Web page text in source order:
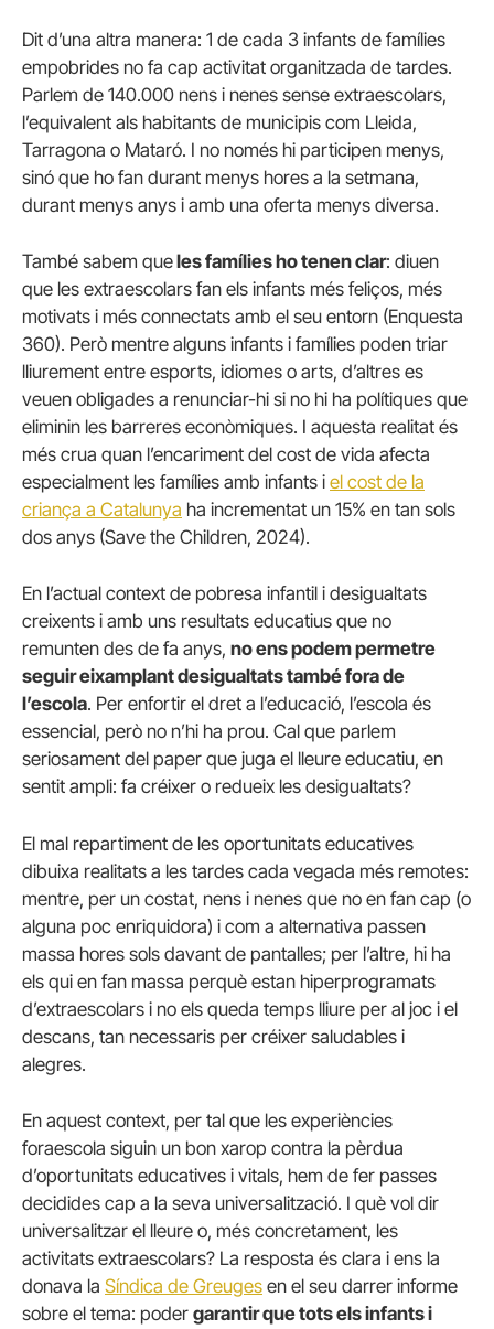
Dit d’una altra manera: 1 de cada 3 infants de famílies
empobrides no fa cap activitat organitzada de tardes.
Parlem de 140.000 nens i nenes sense extraescolars,
l’equivalent als habitants de municipis com Lleida,
Tarragona o Mataró. I no només hi participen menys,
sinó que ho fan durant menys hores a la setmana,
durant menys anys i amb una oferta menys diversa.
També sabem queles famílies ho tenen clar: diuen
que les extraescolars fan els infants més feliços, més
motivats i més connectats amb el seu entorn (Enquesta
360). Però mentre alguns infants i famílies poden triar
lliurement entre esports, idiomes o arts, d’altres es
veuen obligades a renunciar-hi si no hi ha polítiques que
eliminin les barreres econòmiques. I aquesta realitat és
més crua quan l’encariment del cost de vida afecta
especialment les famílies amb infants i el cost de la
criança a Catalunya ha incrementat un 15% en tan sols
dos anys (Save the Children, 2024).
En l’actual context de pobresa infantil i desigualtats
creixents i amb uns resultats educatius que no
remunten des de fa anys, no ens podem permetre
seguir eixamplant desigualtats també fora de
l’escola. Per enfortir el dret a l’educació, l’escola és
essencial, però no n’hi ha prou. Cal que parlem
seriosament del paper que juga el lleure educatiu, en
sentit ampli: fa créixer o redueix les desigualtats?
El mal repartiment de les oportunitats educatives
dibuixa realitats a les tardes cada vegada més remotes:
mentre, per un costat, nens i nenes que no en fan cap (o
alguna poc enriquidora) i com a alternativa passen
massa hores sols davant de pantalles; per l’altre, hi ha
els qui en fan massa perquè estan hiperprogramats
d’extraescolars i no els queda temps lliure per al joc i el
descans, tan necessaris per créixer saludables i
alegres.
En aquest context, per tal que les experiències
foraescola siguin un bon xarop contra la pèrdua
d’oportunitats educatives i vitals, hem de fer passes
decidides cap a la seva universalització. I què vol dir
universalitzar el lleure o, més concretament, les
activitats extraescolars? La resposta és clara i ens la
donava la Síndica de Greuges en el seu darrer informe
sobre el tema: poder garantir que tots els infants i